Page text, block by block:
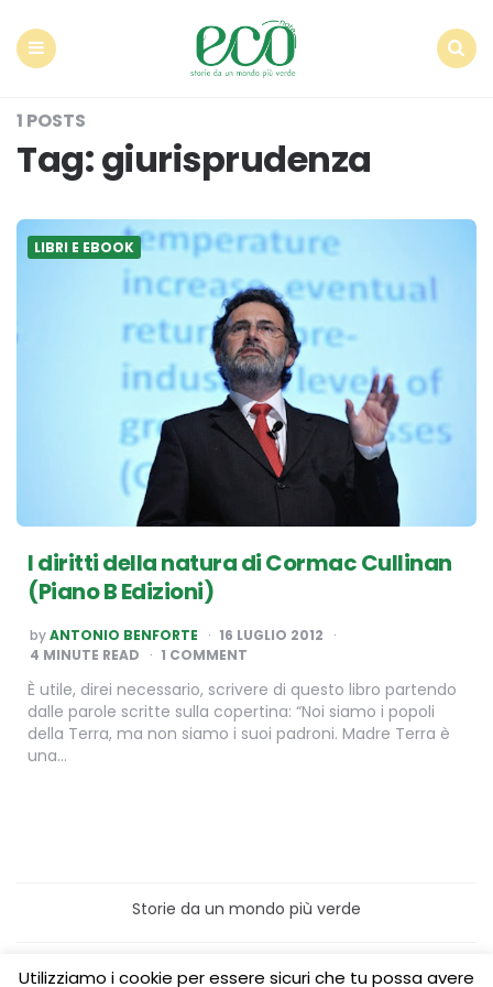
1 POSTS
Tag:giurisprudenza
LIBRI E EBOOK
I diritti della natura di Cormac Cullinan
(Piano B Edizioni)
POSTED
BY
byANTONIO BENFORTE
16 LUGLIO 2012
4 MINUTE READ 1 COMMENT
È utile, direi necessario, scrivere di questo libro partendo
dalle parole scritte sulla copertina: “Noi siamo i popoli
della Terra, ma non siamo i suoi padroni. Madre Terra è
una…
Storie da un mondo più verde
Home
Turismo sostenibile
Utilizziamo i cookie per essere sicuri che tu possa avere